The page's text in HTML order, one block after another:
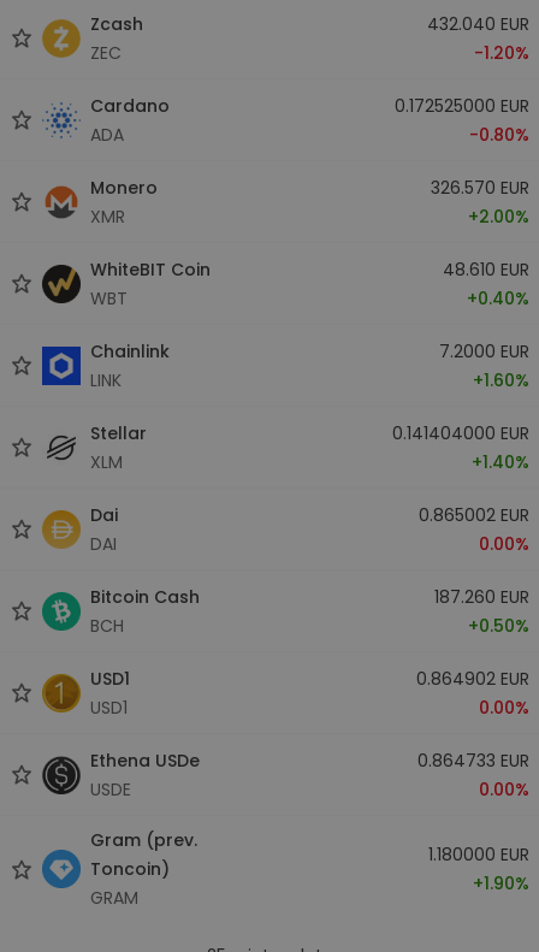
Zcash
ZEC
432.040 EUR
-1.20%
Cardano
ADA
0.172525000 EUR
-0.80%
Monero
XMR
326.570 EUR
+2.00%
WhiteBIT Coin
WBT
48.610 EUR
+0.40%
Chainlink
LINK
7.2000 EUR
+1.60%
Stellar
XLM
0.141404000 EUR
+1.40%
Dai
DAI
0.865002 EUR
0.00%
Bitcoin Cash
BCH
187.260 EUR
+0.50%
USD1
USD1
0.864902 EUR
0.00%
Ethena USDe
USDE
0.864733 EUR
0.00%
Gram (prev.
Toncoin)
GRAM
1.180000 EUR
+1.90%